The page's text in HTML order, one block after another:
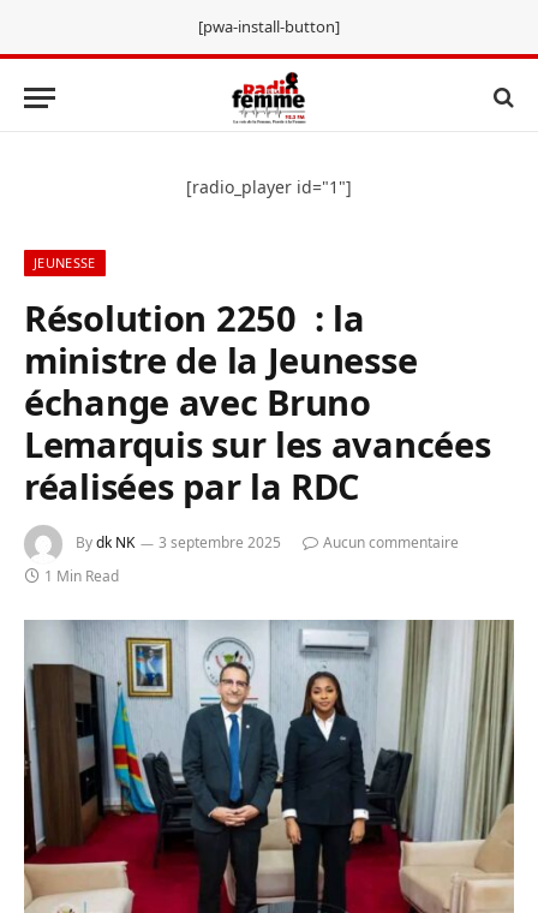
[pwa-install-button]
[radio_player id="1"]
JEUNESSE
Résolution 2250 : la
ministre de la Jeunesse
échange avec Bruno
Lemarquis sur les avancées
réalisées par la RDC
Bydk NK 3 septembre 2025
Aucun commentaire
1 Min Read